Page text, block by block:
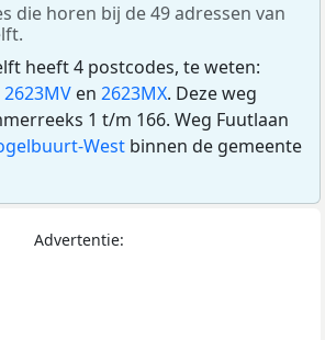
die horen bij de 49 adressen van
heeft 4 postcodes, te weten:
2623MV en 2623MX. Deze weg
1 t/m 166. Weg Fuutlaan
West binnen de gemeente
Advertentie: